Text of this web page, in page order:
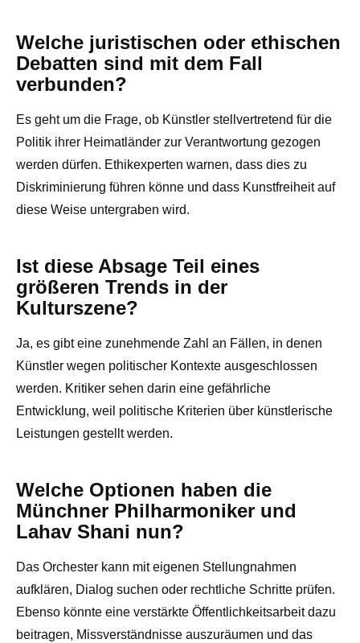
Welche juristischen oder ethischen
Debatten sind mit dem Fall
verbunden?
Es geht um die Frage, ob Künstler stellvertretend für die
Politik ihrer Heimatländer zur Verantwortung gezogen
werden dürfen. Ethikexperten warnen, dass dies zu
Diskriminierung führen könne und dass Kunstfreiheit auf
diese Weise untergraben wird.
Ist diese Absage Teil eines
größeren Trends in der
Kulturszene?
Ja, es gibt eine zunehmende Zahl an Fällen, in denen
Künstler wegen politischer Kontexte ausgeschlossen
werden. Kritiker sehen darin eine gefährliche
Entwicklung, weil politische Kriterien über künstlerische
Leistungen gestellt werden.
Welche Optionen haben die
Münchner Philharmoniker und
Lahav Shani nun?
Das Orchester kann mit eigenen Stellungnahmen
aufklären, Dialog suchen oder rechtliche Schritte prüfen.
Ebenso könnte eine verstärkte Öffentlichkeitsarbeit dazu
beitragen, Missverständnisse auszuräumen und das